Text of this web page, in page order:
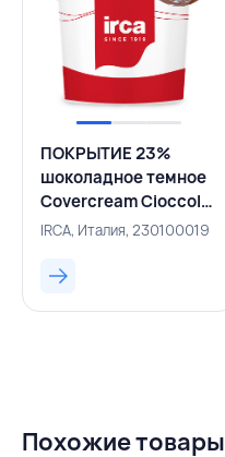
ПОКРЫТИЕ 23%
шоколадное темное
Covercream Cioccolato
5 кг, IRCA, ИТАЛИЯ
IRCA, Италия, 230100019
Похожие товары